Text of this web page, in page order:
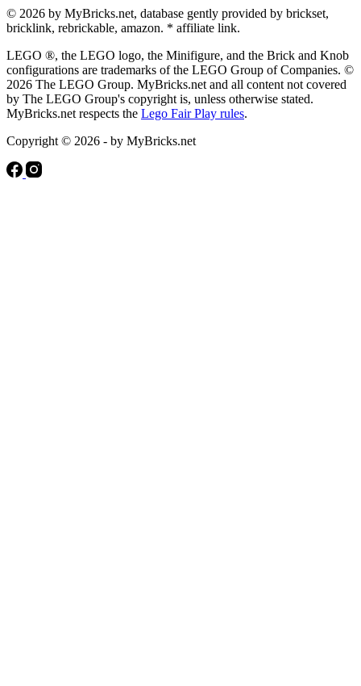
© 2026 by MyBricks.net, database gently provided by brickset,
bricklink, rebrickable, amazon. * affiliate link.
LEGO ®, the LEGO logo, the Minifigure, and the Brick and Knob
configurations are trademarks of the LEGO Group of Companies. ©
2026 The LEGO Group. MyBricks.net and all content not covered
by The LEGO Group's copyright is, unless otherwise stated.
MyBricks.net respects the Lego Fair Play rules.
Copyright © 2026 - by MyBricks.net